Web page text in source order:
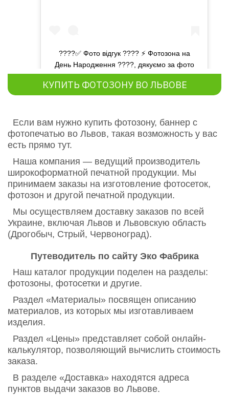
????✅ Фото відгук ???? ⚡️ Фотозона на
День Народження ????, дякуємо за фото
???? ⭐️ Артикул 70006
Публикация отФабрика эко печати(@ecofabrica.com.ua)
КУПИТЬ ФОТОЗОНУ ВО ЛЬВОВЕ
Если вам нужно купить фотозону, баннер с
фотопечатью во Львов, такая возможность у вас
есть прямо тут.
Наша компания — ведущий производитель
широкоформатной печатной продукции. Мы
принимаем заказы на изготовление фотосеток,
фотозон и другой печатной продукции.
Мы осуществляем доставку заказов по всей
Украине, включая Львов и Львовскую область
(Дрогобыч, Стрый, Червоноград).
Путеводитель по сайту Эко Фабрика
Наш каталог продукции поделен на разделы:
фотозоны, фотосетки и другие.
Раздел «Материалы» посвящен описанию
материалов, из которых мы изготавливаем
изделия.
Раздел «Цены» представляет собой онлайн-
калькулятор, позволяющий вычислить стоимость
заказа.
В разделе «Доставка» находятся адреса
пунктов выдачи заказов во Львове.